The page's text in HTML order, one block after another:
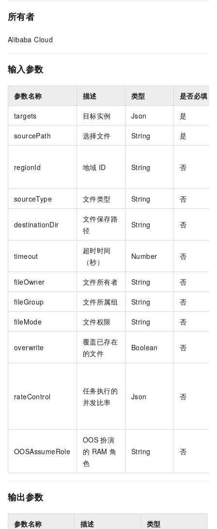
所有者
Alibaba Cloud
输入参数
参数名称 描述 类型 是否必填
targets 目标实例 Json 是
sourcePath 选择文件 String 是
regionId 地域 ID String 否
sourceType 文件类型 String 否
destinationDir
文件保存路
径
String 否
timeout
超时时间
（秒）
Number 否
fileOwner 文件所有者 String 否
fileGroup 文件所属组 String 否
fileMode 文件权限 String 否
overwrite
覆盖已存在
的文件
Boolean 否
rateControl
任务执行的
并发比率
Json 否
OOSAssumeRole
OOS 扮演
的 RAM 角
色
String 否
输出参数
参数名称 描述 类型